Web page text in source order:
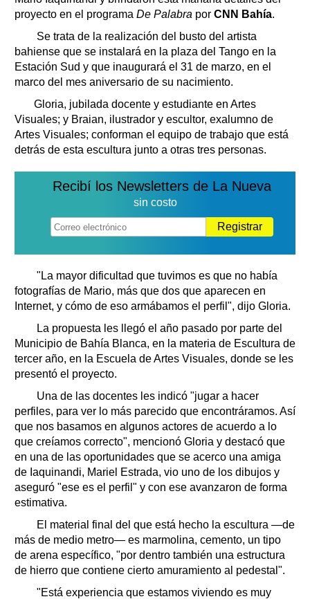
Transportes
Loterías
Datos Útiles
Fúnebres
Edictos
proyecto en el programa De Palabra por CNN Bahía.
Se trata de la realización del busto del artista
bahiense que se instalará en la plaza del Tango en la
Estación Sud y que inaugurará el 31 de marzo, en el
marco del mes aniversario de su nacimiento.
Gloria, jubilada docente y estudiante en Artes
Visuales; y Braian, ilustrador y escultor, exalumno de
Artes Visuales; conforman el equipo de trabajo que está
detrás de esta escultura junto a otras tres personas.
Recibí los Newsletters de La Nueva
sin costo
Registrar
"La mayor dificultad que tuvimos es que no había
fotografías de Mario, más que dos que aparecen en
Internet, y cómo de eso armábamos el perfil", dijo Gloria.
La propuesta les llegó el año pasado por parte del
Municipio de Bahía Blanca, en la materia de Escultura de
tercer año, en la Escuela de Artes Visuales, donde se les
presentó el proyecto.
Una de las docentes les indicó "jugar a hacer
perfiles, para ver lo más parecido que encontráramos. Así
que nos basamos en algunos actores de acuerdo a lo
que creíamos correcto", mencionó Gloria y destacó que
en una de las oportunidades que se acerco una amiga
de Iaquinandi, Mariel Estrada, vio uno de los dibujos y
aseguró "ese es el perfil" y con ese avanzaron de forma
estimativa.
El material final del que está hecho la escultura —de
más de medio metro— es marmolina, cemento, un tipo
de arena específico, "por dentro también una estructura
de hierro que contiene cierto amuramiento al pedestal".
"Está experiencia que estamos viviendo es muy